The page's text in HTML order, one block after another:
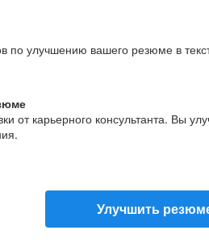
по улучшению вашего резюме в
от карьерного консультанта. Вы
Улучшить